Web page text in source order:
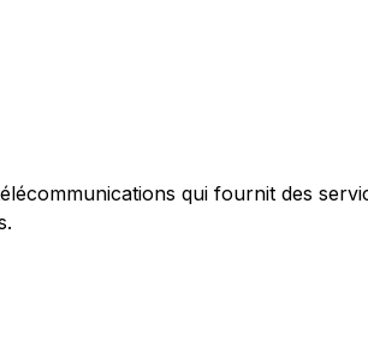
qui fournit des